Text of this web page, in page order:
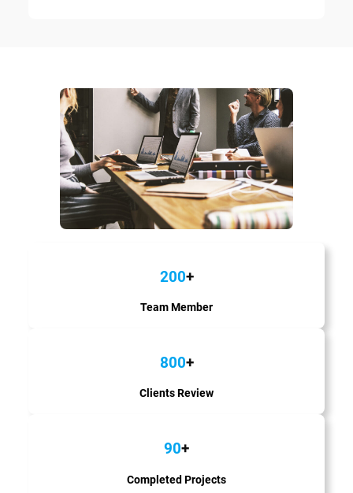
200+
Team Member
800+
Clients Review
90+
Completed Projects